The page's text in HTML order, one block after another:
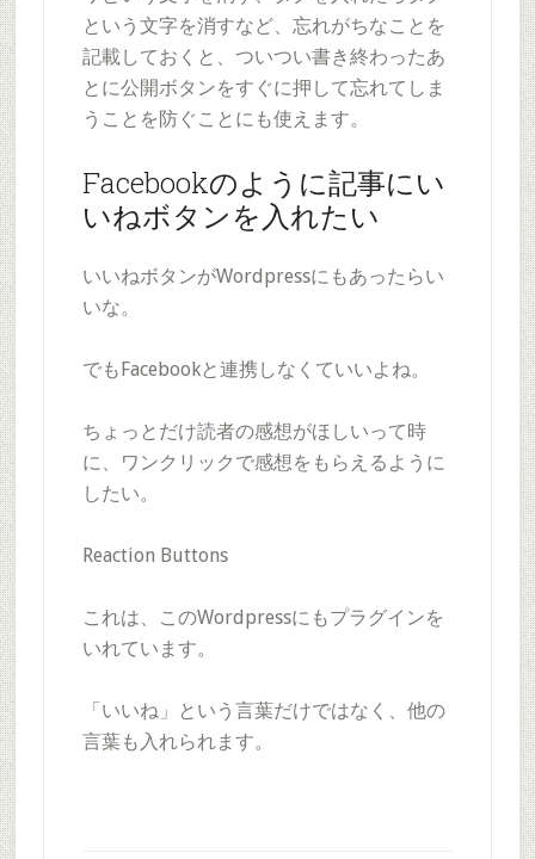
という文字を消すなど、忘れがちなことを
記載しておくと、ついつい書き終わったあ
とに公開ボタンをすぐに押して忘れてしま
うことを防ぐことにも使えます。
Facebookのように記事にい
いねボタンを入れたい
いいねボタンがWordpressにもあったらい
いな。
でもFacebookと連携しなくていいよね。
ちょっとだけ読者の感想がほしいって時
に、ワンクリックで感想をもらえるように
したい。
Reaction Buttons
これは、このWordpressにもプラグインを
いれています。
「いいね」という言葉だけではなく、他の
言葉も入れられます。